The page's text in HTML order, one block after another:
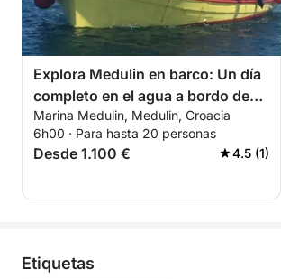
Explora Medulin en barco: Un día
completo en el agua a bordo de
una lancha motora.
Marina Medulin, Medulin, Croacia
6h00 · Para hasta 20 personas
Desde 1.100 € 4.5 (1)
Etiquetas